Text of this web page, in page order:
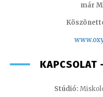
már
KAPCSOLAT
Stúdió: